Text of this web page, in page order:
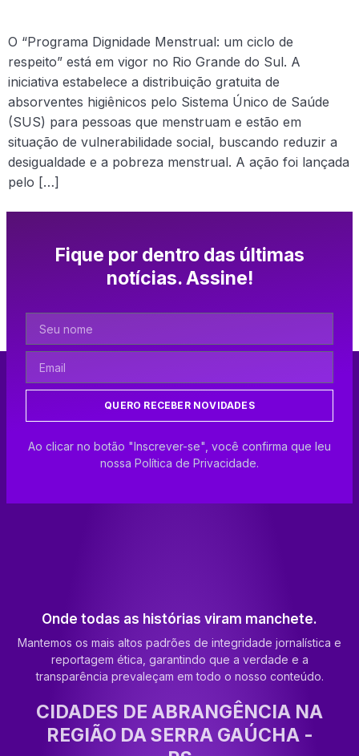
O “Programa Dignidade Menstrual: um ciclo de
respeito” está em vigor no Rio Grande do Sul. A
iniciativa estabelece a distribuição gratuita de
absorventes higiênicos pelo Sistema Único de Saúde
(SUS) para pessoas que menstruam e estão em
situação de vulnerabilidade social, buscando reduzir a
desigualdade e a pobreza menstrual. A ação foi lançada
pelo […]
Fique por dentro das últimas
notícias. Assine!
QUERO RECEBER NOVIDADES
Ao clicar no botão "Inscrever-se", você confirma que leu
nossa Política de Privacidade.
Onde todas as histórias viram manchete.
Mantemos os mais altos padrões de integridade jornalística e
reportagem ética, garantindo que a verdade e a
transparência prevaleçam em todo o nosso conteúdo.
CIDADES DE ABRANGÊNCIA NA
REGIÃO DA SERRA GAÚCHA -